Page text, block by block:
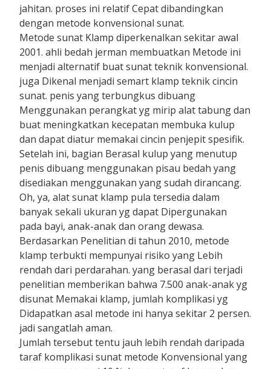
jahitan. proses ini relatif Cepat dibandingkan
dengan metode konvensional sunat.
Metode sunat Klamp diperkenalkan sekitar awal
2001. ahli bedah jerman membuatkan Metode ini
menjadi alternatif buat sunat teknik konvensional.
juga Dikenal menjadi semart klamp teknik cincin
sunat. penis yang terbungkus dibuang
Menggunakan perangkat yg mirip alat tabung dan
buat meningkatkan kecepatan membuka kulup
dan dapat diatur memakai cincin penjepit spesifik.
Setelah ini, bagian Berasal kulup yang menutup
penis dibuang menggunakan pisau bedah yang
disediakan menggunakan yang sudah dirancang.
Oh, ya, alat sunat klamp pula tersedia dalam
banyak sekali ukuran yg dapat Dipergunakan
pada bayi, anak-anak dan orang dewasa.
Berdasarkan Penelitian di tahun 2010, metode
klamp terbukti mempunyai risiko yang Lebih
rendah dari perdarahan. yang berasal dari terjadi
penelitian memberikan bahwa 7.500 anak-anak yg
disunat Memakai klamp, jumlah komplikasi yg
Didapatkan asal metode ini hanya sekitar 2 persen.
jadi sangatlah aman.
Jumlah tersebut tentu jauh lebih rendah daripada
taraf komplikasi sunat metode Konvensional yang